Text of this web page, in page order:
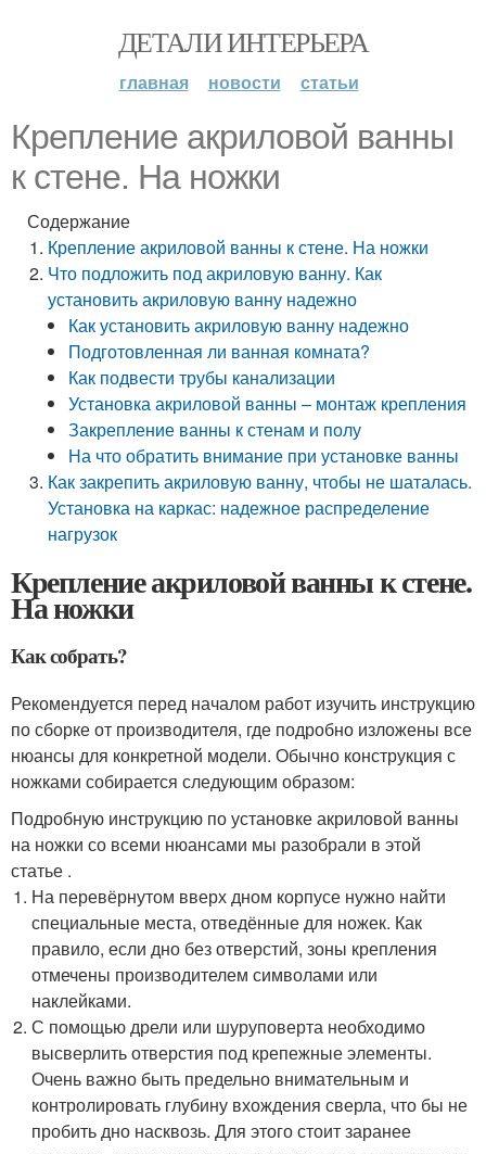
ДЕТАЛИ ИНТЕРЬЕРА
главная новости статьи
Крепление акриловой ванны
к стене. На ножки
Содержание
Крепление акриловой ванны к стене. На ножки
Что подложить под акриловую ванну. Как
установить акриловую ванну надежно
Как установить акриловую ванну надежно
Подготовленная ли ванная комната?
Как подвести трубы канализации
Установка акриловой ванны – монтаж крепления
Закрепление ванны к стенам и полу
На что обратить внимание при установке ванны
Как закрепить акриловую ванну, чтобы не шаталась.
Установка на каркас: надежное распределение
нагрузок
Крепление акриловой ванны к стене.
На ножки
Как собрать?
Рекомендуется перед началом работ изучить инструкцию
по сборке от производителя, где подробно изложены все
нюансы для конкретной модели. Обычно конструкция с
ножками собирается следующим образом:
Подробную инструкцию по установке акриловой ванны
на ножки со всеми нюансами мы разобрали в этой
статье .
На перевёрнутом вверх дном корпусе нужно найти
специальные места, отведённые для ножек. Как
правило, если дно без отверстий, зоны крепления
отмечены производителем символами или
наклейками.
С помощью дрели или шуруповерта необходимо
высверлить отверстия под крепежные элементы.
Очень важно быть предельно внимательным и
контролировать глубину вхождения сверла, что бы не
пробить дно насквозь. Для этого стоит заранее